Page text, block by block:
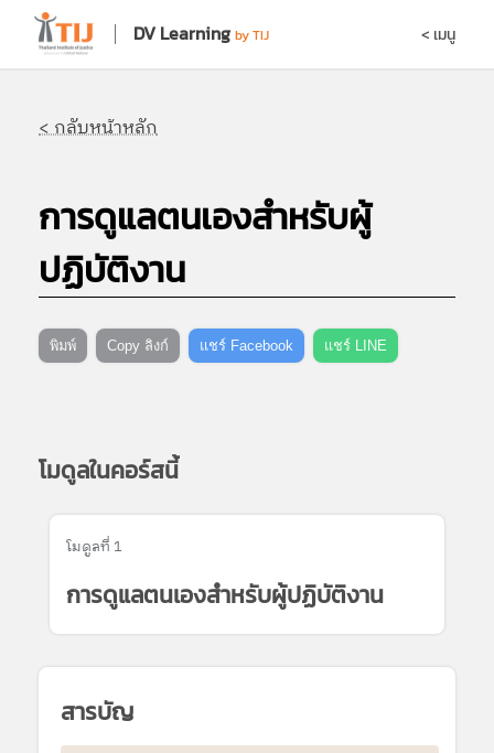
DV Learning by TIJ < เมนู
< กลับหน้าหลัก
การดูแลตนเองสำหรับผู้
ปฏิบัติงาน
พิมพ์ Copy ลิงก์ แชร์ Facebook แชร์ LINE
โมดูลในคอร์สนี้
โมดูลที่ 1
การดูแลตนเองสำหรับผู้ปฏิบัติงาน
สารบัญ